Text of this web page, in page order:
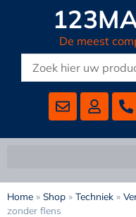
De meest
Home » Shop » Techniek »
zonder flens